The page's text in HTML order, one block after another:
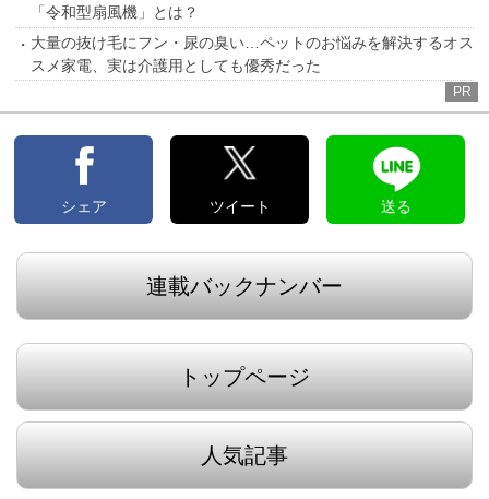
「令和型扇風機」とは？
大量の抜け毛にフン・尿の臭い…ペットのお悩みを解決するオス
スメ家電、実は介護用としても優秀だった
PR
シェア ツイート 送る
連載バックナンバー
トップページ
人気記事